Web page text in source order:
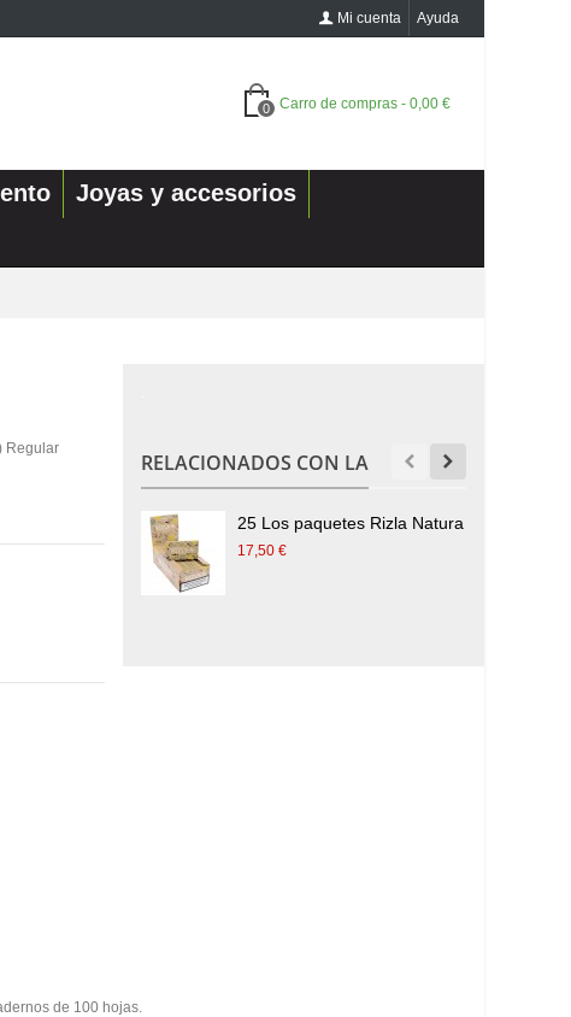
Ayuda
Mi cuenta
0 Carro de compras - 0,00 €
Joyas y accesorios
Regular
RELACIONADOS CON LA
25 Los paquetes Rizla Natura
17,50 €
de 100 hojas.